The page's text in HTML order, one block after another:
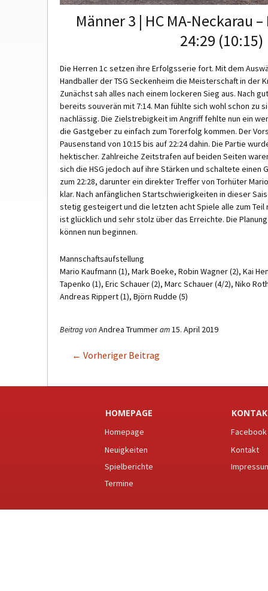
Männer 3 | HC MA-Neckarau
24:29 (10:15)
Die Herren 1c setzen ihre Erfolgsserie fort. Mit dem
Handballer der TSG Seckenheim die Meisterschaft in der
Zunächst sah alles nach einem lockeren Sieg aus. Nach
bereits souverän mit 7:14. Man fühlte sich wohl schon zu
nachlässig. Die Zielstrebigkeit im Angriff fehlte nun ein
die Gastgeber zu einfach zum Torerfolg kommen. Der
Pausenstand von 10:15 bis auf 22:24 dahin. Die Partie
hektischer. Zahlreiche Zeitstrafen auf beiden Seiten
sich die HSG jedoch auf ihre Stärken und schaltete einen
zum 22:28, darunter ein direkter Treffer von Torhüter
klar. Nach anfänglichen Startschwierigkeiten in dieser
stetig gesteigert und die letzten acht Spiele alle zum Teil
ist glücklich und sehr stolz über das Erreichte. Die
können nun beginnen.
Mannschaftsaufstellung
Mario Kaufmann (1), Mark Boeke, Robin Wagner (2), Kai
Tapenko (1), Eric Schauer (2), Marc Schauer (4/2), Niko
Andreas Rippert (1), Björn Rudde (5)
Beitrag vonAndrea Trummeram15. April 2019
Beitragsnavigation
← Vorheriger Beitrag
HOMEPAGE
Homepage
Facebook
Neuigkeiten
Kontakt
Spielberichte
Termine